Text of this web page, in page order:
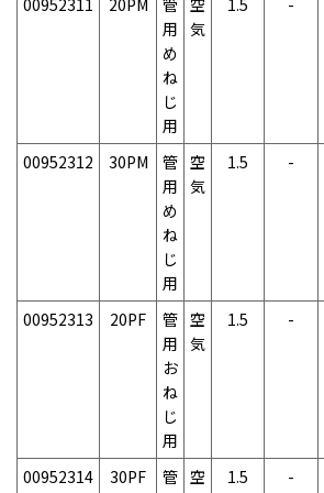
00952311 20PM
管
用
め
ね
じ
用
空
気
1.5 -
00952312 30PM
管
用
め
ね
じ
用
空
気
1.5 -
00952313 20PF
管
用
お
ね
じ
用
空
気
1.5 -
00952314 30PF
管 空
1.5 -